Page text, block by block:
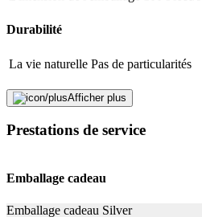
Durabilité
La vie naturelle Pas de particularités
Mentions légales
Catégorie de
Dispositif médical
danger
Importateur CH
8500 Frauenfeld
Afficher plus
Prestations de service
Emballage cadeau
Emballage cadeau Silver